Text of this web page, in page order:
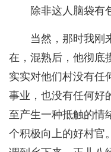
除非这人脑袋有
当然，那时我刚
在，混熟后，他彻底
实实对他们村没有任
事业，也没有任何好
至产生一种抵触的情
个积极向上的好村官